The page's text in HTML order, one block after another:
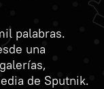
palabras.
una
de Sputnik.